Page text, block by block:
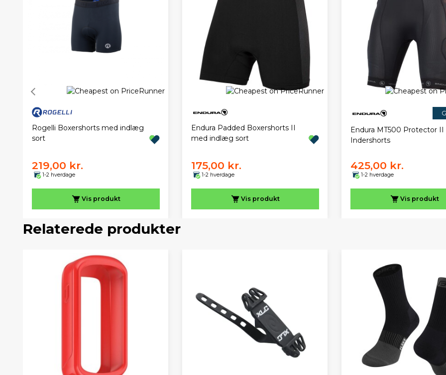
Rogelli Boxershorts med indlæg
sort
219,00 kr.
1-2 hverdage
Vis produkt
Endura Padded Boxershorts II
med indlæg sort
175,00 kr.
1-2 hverdage
Vis produkt
Endura MT500 Protector II
Indershorts
425,00 kr.
1-2 hverdage
Vis produkt
Relaterede produkter